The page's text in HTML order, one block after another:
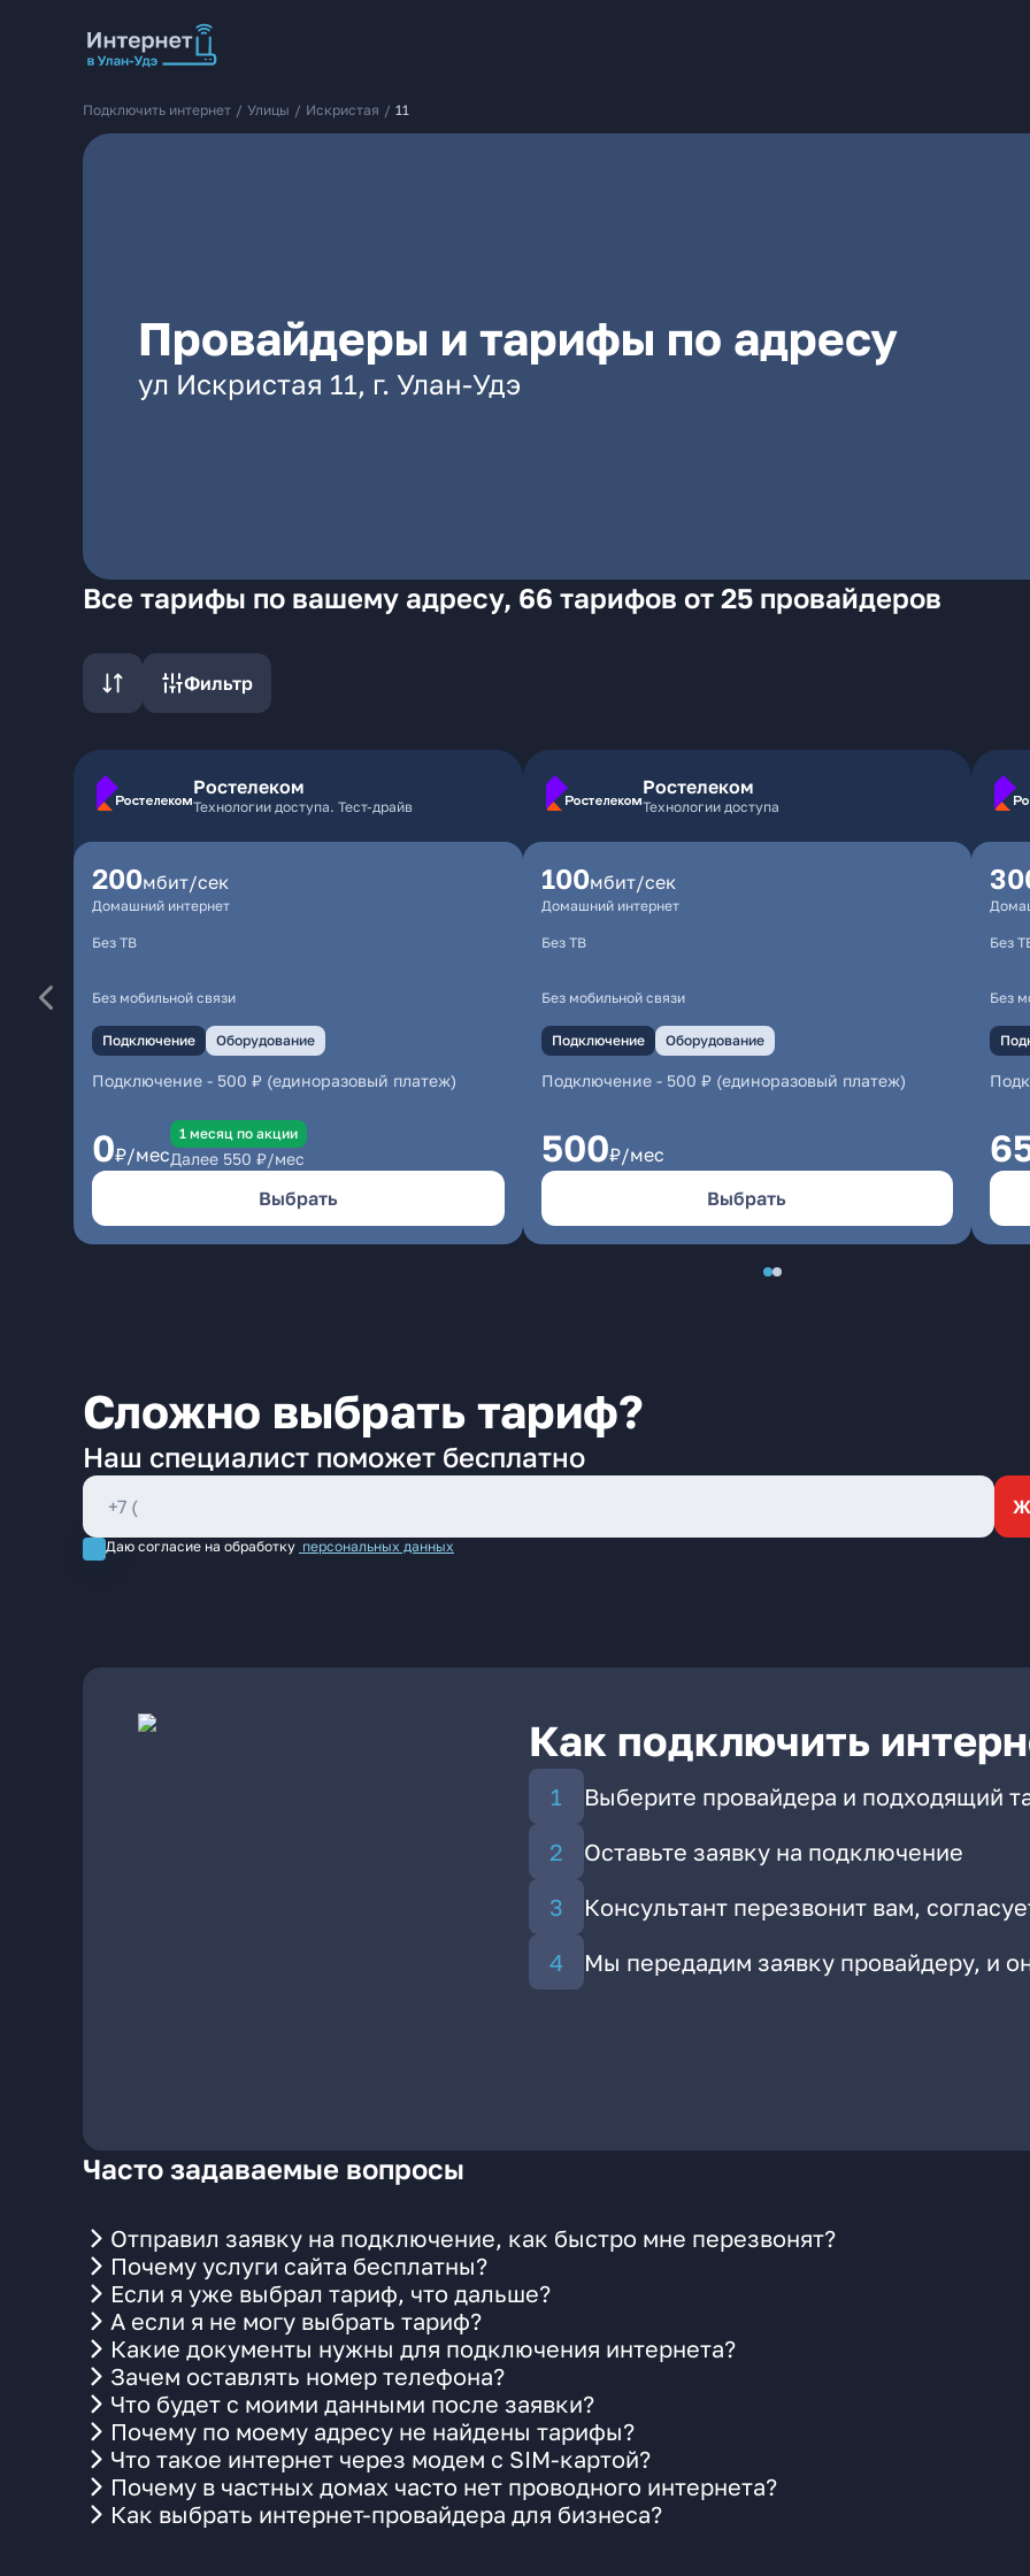
Подключить интернет / Улицы / Искристая / 11
Провайдеры и тарифы по адресу
ул Искристая 11, г. Улан-Удэ
Все тарифы по вашему адресу, 66 тарифов от 25 провайдеров
Фильтр
Ростелеком
Технологии доступа. Тест-драйв
200мбит/сек
Домашний интернет
Без ТВ
Без мобильной связи
Подключение Оборудование
Подключение - 500 ₽ (единоразовый платеж)
0₽/мес
1 месяц по акции
Далее 550 ₽/мес
Выбрать
Ростелеком
Технологии доступа
100мбит/сек
Домашний интернет
Без ТВ
Без мобильной связи
Подключение Оборудование
Подключение- 500 ₽ (единоразовый платеж)
500₽/мес
Выбрать
Без
Без
Сложно выбрать тариф?
Наш специалист поможет бесплатно
Даю согласие на обработку персональных данных
Как подключить
Выберите провайдера и подходящий
Оставьте заявку на подключение
Консультант перезвонит вам,
Мы передадим заявку провайдеру, и
Часто задаваемые вопросы
Отправил заявку на подключение, как быстро мне перезвонят?
Почему услуги сайта бесплатны?
Если я уже выбрал тариф, что дальше?
А если я не могу выбрать тариф?
Какие документы нужны для подключения интернета?
Зачем оставлять номер телефона?
Что будет с моими данными после заявки?
Почему по моему адресу не найдены тарифы?
Что такое интернет через модем с SIM-картой?
Почему в частных домах часто нет проводного интернета?
Как выбрать интернет-провайдера для бизнеса?